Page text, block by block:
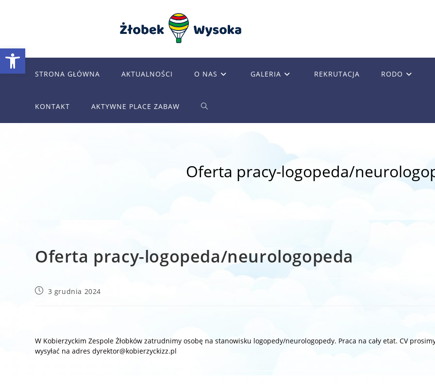
Otwórz pasek narzędzi
STRONA GŁÓWNA AKTUALNOŚCI O NAS GALERIA REKRUTACJA RODO
KONTAKT AKTYWNE PLACE ZABAW TOGGLE
SEARCH
Oferta pracy-logopeda/
Oferta pracy-logopeda/neurologopeda
Post3 grudnia 2024
W Kobierzyckim Zespole Żłobków zatrudnimy osobę na stanowisku logopedy/neurologopedy. Praca na cały etat. CV
wysyłać na adres dyrektor@kobierzyckizz.pl